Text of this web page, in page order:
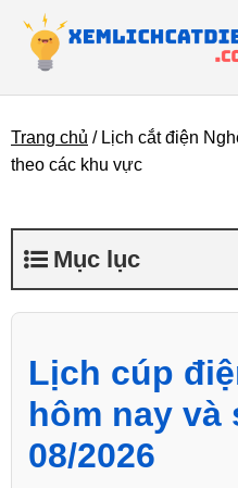
Giới thiệu
Tin tức
Trang chủ / Lịch cắt điện
theo các khu vực
Mục lục
Lịch cúp
hôm nay và
08/2026